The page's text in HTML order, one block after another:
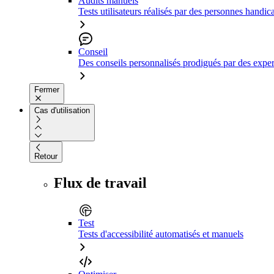
Tests utilisateurs réalisés par des personnes
Conseil
Des conseils personnalisés prodigués par des
Fermer
Cas d'utilisation
Retour
Flux de travail
Test
Tests d'accessibilité automatisés et manuels